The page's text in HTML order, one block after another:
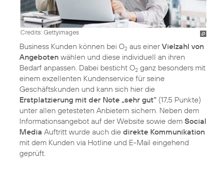
Credits: Gettyimages
Business Kunden können bei O2 aus einerVielzahl von
Angeboten wählen und diese individuell an ihren
Bedarf anpassen. Dabei besticht O2 ganz besonders mit
einem exzellenten Kundenservice für seine
Geschäftskunden und kann sich hier die
Erstplatzierung mit der Note „sehr gut“ (17,5 Punkte)
unter allen getesteten Anbietern sichern. Neben dem
Informationsangebot auf der Website sowie dem Social
Media Auftritt wurde auch die direkte Kommunikation
mit dem Kunden via Hotline und E-Mail eingehend
geprüft.